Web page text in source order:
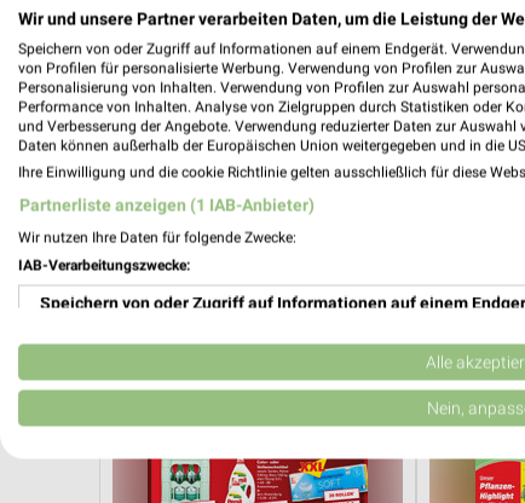
8,7 km
Angebote ab 03.08.
Noch heute gültig
Dieter Knoll
Gültig bis
Kaufland Thomas
Wir und unsere Partner verarbeiten Daten, um die Leistung der
Speichern von oder Zugriff auf Informationen auf einem Endgerät.
von Profilen für personalisierte Werbung. Verwendung von Profilen zur
Personalisierung von Inhalten. Verwendung von Profilen zur Auswahl
Performance von Inhalten. Analyse von Zielgruppen durch Statistiken oder
und Verbesserung der Angebote. Verwendung reduzierter Daten zur Auswahl
Daten können außerhalb der Europäischen Union weitergegeben und in die
Ihre Einwilligung und die cookie Richtlinie gelten ausschließlich für diese
Partnerliste anzeigen (1 IAB-Anbieter)
Wir nutzen Ihre Daten für folgende Zwecke:
IAB-Verarbeitungszwecke:
Speichern von oder Zugriff auf Informationen auf einem
Verwendung reduzierter Daten zur Auswahl von Werbeanzeigen
Erstellung von Profilen für personalisierte Werbung
Alle
Nein,